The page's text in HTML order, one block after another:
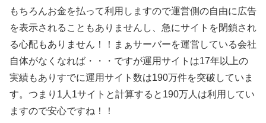
もちろんお金を払って利用しますので運営側の自由に広告
を表示されることもありませんし、急にサイトを閉鎖され
る心配もありません！！まぁサーバーを運営している会社
自体がなくなれば・・・ですが運用サイトは17年以上の
実績もありすでに運用サイト数は190万件を突破していま
す。つまり1人1サイトと計算すると190万人は利用してい
ますので安心ですね！！